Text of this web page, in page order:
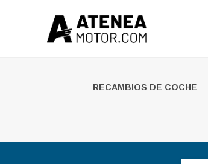
RECAMBIOS DE COCHE